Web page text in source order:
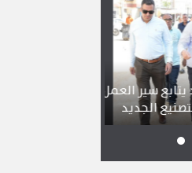
سير العمل
الجديد